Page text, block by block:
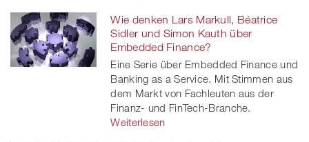
Wie denken Lars Markull, Béatrice
Sidler und Simon Kauth über
Embedded Finance?
Eine Serie über Embedded Finance und
Banking as a Service. Mit Stimmen aus
dem Markt von Fachleuten aus der
Finanz- und FinTech-Branche.
Weiterlesen